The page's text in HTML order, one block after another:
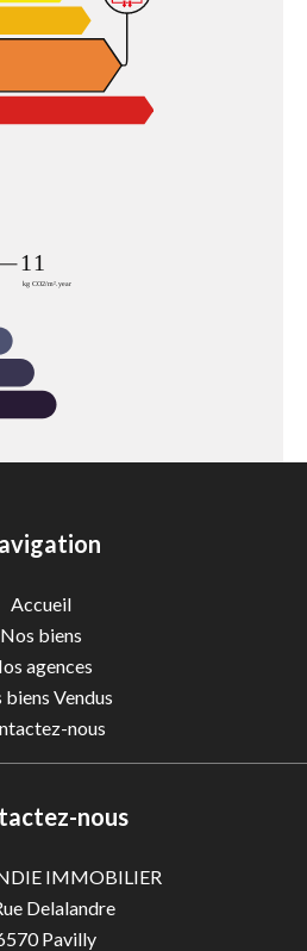
Accueil
Nos biens
agences
biens Vendus
nous
nous
IMMOBILIER
Delalandre
Pavilly